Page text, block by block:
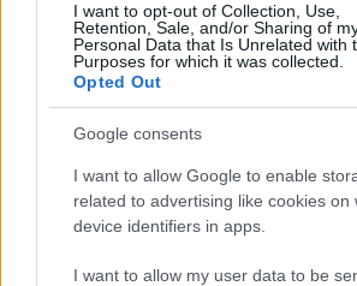
I want to opt-out of Collection, Use,
Retention, Sale, and/or Sharing of
Personal Data that Is Unrelated with
Purposes for which it was collected.
Opted Out
Google consents
I want to allow Google to enable
related to advertising like cookies on
device identifiers in apps.
I want to allow my user data to be